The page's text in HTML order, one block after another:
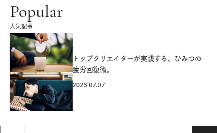
Popular
人気記事
トップクリエイターが実践する、ひみつの
疲労回復術。
2026.07.07